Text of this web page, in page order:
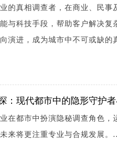
的真相调查者，在商业、民
与科技手段，帮助客户解决
演进，成为城市中不可或缺的
：现代都市中的隐形守护
在都市中扮演隐秘调查角色
来将更注重专业与合规发展。